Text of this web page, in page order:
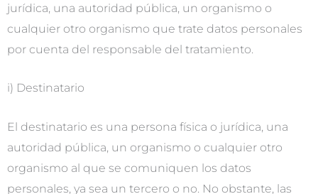
jurídica, una autoridad pública, un organismo o
cualquier otro organismo que trate datos personales
por cuenta del responsable del tratamiento.
i) Destinatario
El destinatario es una persona física o jurídica, una
autoridad pública, un organismo o cualquier otro
organismo al que se comuniquen los datos
personales, ya sea un tercero o no. No obstante, las